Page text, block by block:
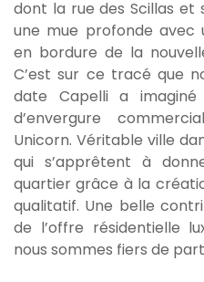
dont la rue des Scillas
une mue profonde avec
en bordure de la
C’est sur ce tracé que
date Capelli a
d’envergure
Unicorn. Véritable ville
qui s’apprêtent à
quartier grâce à la
qualitatif. Une belle
de l’offre résidentielle
nous sommes fiers de